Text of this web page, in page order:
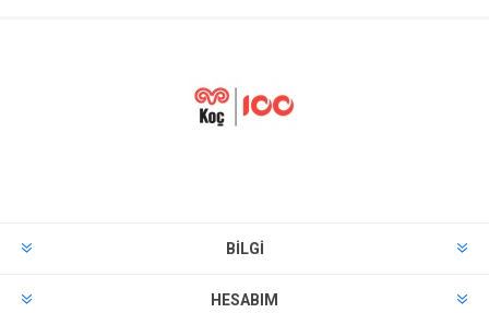
BILGI
HESABIM